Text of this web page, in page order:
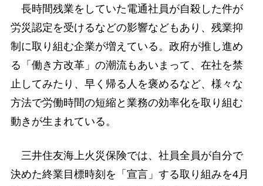
長時間残業をしていた電通社員が自殺した件が
労災認定を受けるなどの影響などもあり、残業抑
制に取り組む企業が増えている。政府が推し進め
る「働き方改革」の潮流もあいまって、在社を禁
止してみたり、早く帰る人を褒めるなど、様々な
方法で労働時間の短縮と業務の効率化を取り組む
動きが生まれている。
三井住友海上火災保険では、社員全員が自分で
決めた終業目標時刻を「宣言」する取り組みを4月